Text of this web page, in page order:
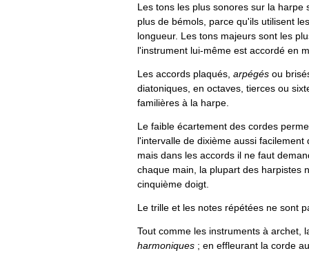
Les tons les plus sonores sur la harpe
plus de bémols, parce qu'ils utilisent
longueur. Les tons majeurs sont les
l'instrument lui-même est accordé en
Les accords plaqués, arpégés ou
diatoniques, en octaves, tierces ou
familières à la harpe.
Le faible écartement des cordes
l'intervalle de dixième aussi
mais dans les accords il ne faut
chaque main, la plupart des harpistes
cinquième doigt.
Le trille et les notes répétées ne sont
Tout comme les instruments à archet,
harmoniques ; en effleurant la corde